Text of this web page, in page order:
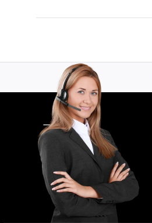
Kostenloser Versand ab